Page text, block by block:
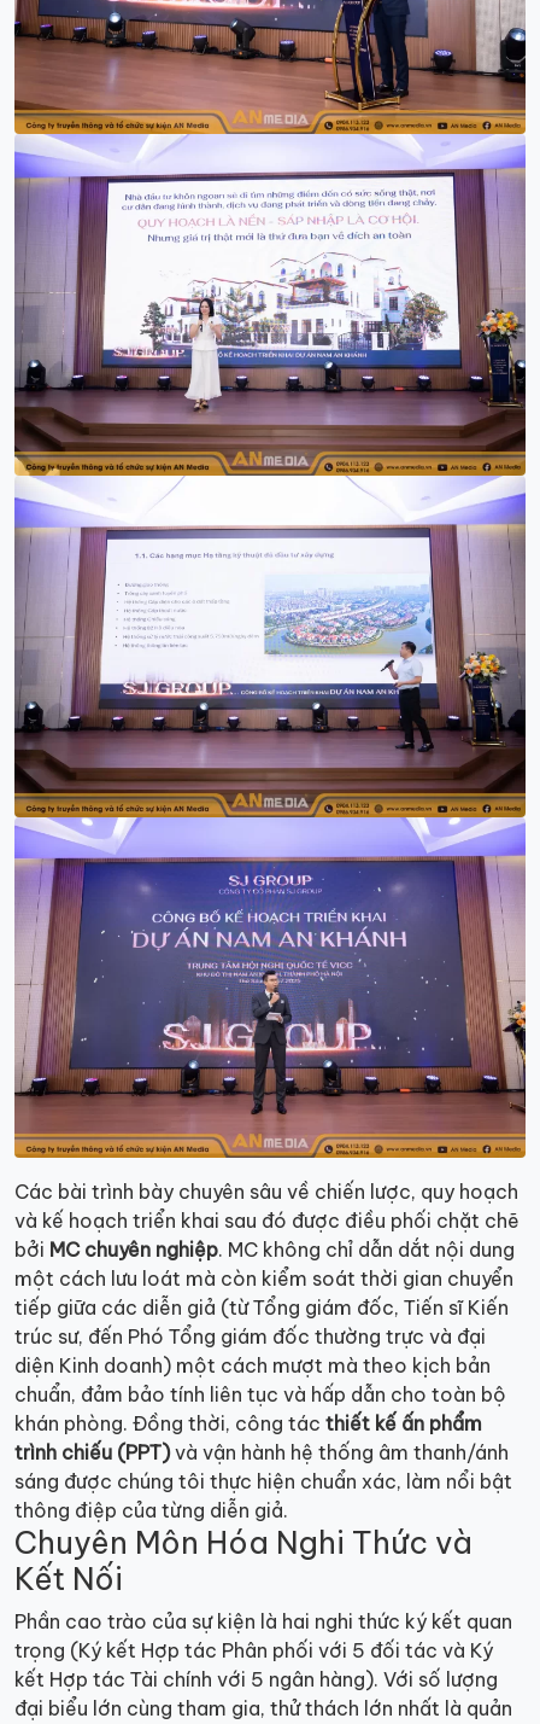
Các bài trình bày chuyên sâu về chiến lược, quy hoạch
và kế hoạch triển khai sau đó được điều phối chặt chẽ
bởi MC chuyên nghiệp. MC không chỉ dẫn dắt nội dung
một cách lưu loát mà còn kiểm soát thời gian chuyển
tiếp giữa các diễn giả (từ Tổng giám đốc, Tiến sĩ Kiến
trúc sư, đến Phó Tổng giám đốc thường trực và đại
diện Kinh doanh) một cách mượt mà theo kịch bản
chuẩn, đảm bảo tính liên tục và hấp dẫn cho toàn bộ
khán phòng. Đồng thời, công tác thiết kế ấn phẩm
trình chiếu (PPT)và vận hành hệ thống âm thanh/ánh
sáng được chúng tôi thực hiện chuẩn xác, làm nổi bật
thông điệp của từng diễn giả.
Chuyên Môn Hóa Nghi Thức và
Kết Nối
Phần cao trào của sự kiện là hai nghi thức ký kết quan
trọng (Ký kết Hợp tác Phân phối với 5 đối tác và Ký
kết Hợp tác Tài chính với 5 ngân hàng). Với số lượng
đại biểu lớn cùng tham gia, thử thách lớn nhất là quản